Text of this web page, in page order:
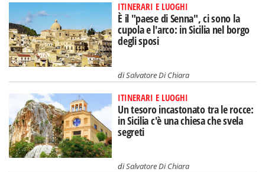
ITINERARI E LUOGHI
È il "paese di Senna", ci sono la
cupola e l'arco: in Sicilia nel borgo
degli sposi
diSalvatore Di Chiara
ITINERARI E LUOGHI
Un tesoro incastonato tra le rocce:
in Sicilia c'è una chiesa che svela
segreti
diSalvatore Di Chiara